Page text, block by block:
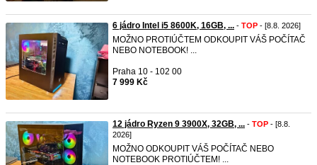
6 jádro Intel i5 8600K, 16GB, ... - TOP - [8.8. 2026]
MOŽNO PROTIÚČTEM ODKOUPIT VÁŠ POČÍTAČ
NEBO NOTEBOOK! ...
Praha 10 - 102 00
7 999 Kč
12 jádro Ryzen 9 3900X, 32GB, ... - TOP - [8.8.
2026]
MOŽNO ODKOUPIT VÁŠ POČÍTAČ NEBO
NOTEBOOK PROTIÚČTEM! ...